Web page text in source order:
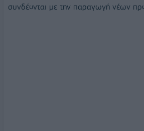
συνδέονται με την παραγωγή νέων